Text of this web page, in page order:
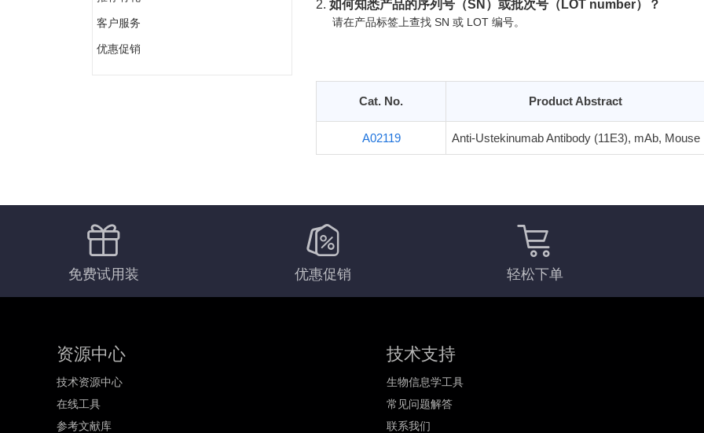
客户服务
优惠促销
2. 如何知悉产品的序列号（SN）或批次号（LOT number）？
请在产品标签上查找 SN 或 LOT 编号。
Cat. No. Product Abstract
A02119 Anti-Ustekinumab Antibody (11E3), mAb, Mouse
免费试用装 优惠促销 轻松下单
资源中心
技术资源中心
在线工具
参考文献库
技术支持
生物信息学工具
常见问题解答
联系我们